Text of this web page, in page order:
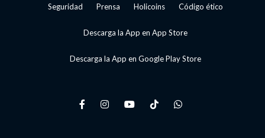
Seguridad Prensa Holicoins Código ético
Descarga la App en App Store
Descarga la App en Google Play Store